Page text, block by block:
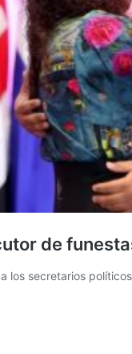
de
los secretarios